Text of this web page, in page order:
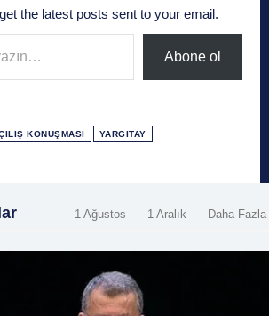
the latest posts sent to your email.
Abone ol
KONUŞMASI YARGITAY
1 Ağustos 1 Aralık Daha Fazla